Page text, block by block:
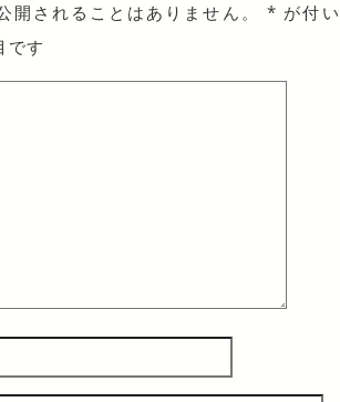
開されることはありません。 * が付い
です